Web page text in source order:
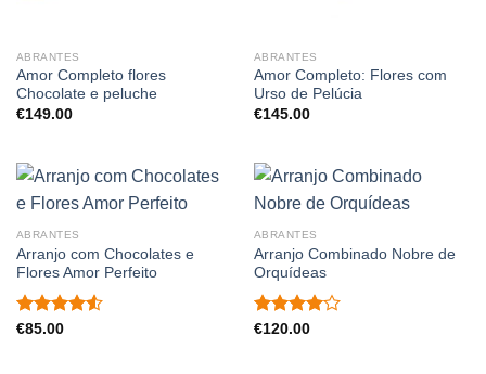
ABRANTES
Amor Completo flores
Chocolate e peluche
€149.00
ABRANTES
Amor Completo: Flores com
Urso de Pelúcia
€145.00
ABRANTES
Arranjo com Chocolates e
Flores Amor Perfeito
Avaliação
€85.00
ABRANTES
Arranjo Combinado Nobre de
Orquídeas
Avaliação
€120.00